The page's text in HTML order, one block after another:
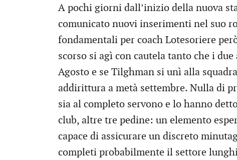
A pochi giorni dall’inizio della nuova
comunicato nuovi inserimenti nel suo
fondamentali per coach Lotesoriere
scorso si agì con cautela tanto che i
Agosto e se Tilghman si unì alla
addirittura a metà settembre. Nulla di
sia al completo servono e lo hanno
club, altre tre pedine: un elemento
capace di assicurare un discreto
completi probabilmente il settore